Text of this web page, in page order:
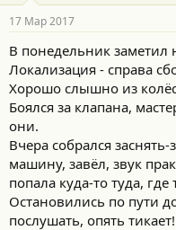
т
е
м
ы
а
ч
а
л
а
17 Мар 2017
В понедельник заметил
Локализация - справа
Хорошо слышно из
Боялся за клапана,
они.
Вчера собрался
машину, завёл, звук
попала куда-то туда, где
Остановились по пути
послушать, опять